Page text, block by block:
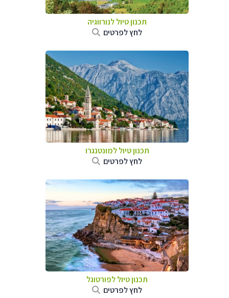
תכנון טיול לנורווגיה
לחץ לפרטים
תכנון טיול למונטנגרו
לחץ לפרטים
תכנון טיול לפורטוגל
לחץ לפרטים